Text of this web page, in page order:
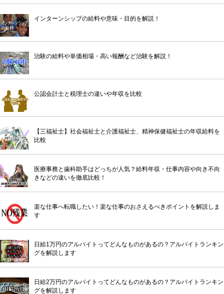
インターンシップの給料や意味・目的を解説！
治験の給料や単価相場・高い報酬など治験を解説！
公認会計士と税理士の違いや年収を比較
【三福祉士】社会福祉士と介護福祉士、精神保健福祉士の年収給料を
比較
医療事務と歯科助手はどっちが人気？給料年収・仕事内容や向き不向
きなどの違いを徹底比較！
楽な仕事へ転職したい！楽な仕事のおさえるべきポイントを解説しま
す
日給1万円のアルバイトってどんなものがあるの？アルバイトランキン
グを解説します
日給2万円のアルバイトってどんなものがあるの？アルバイトランキン
グを解説します